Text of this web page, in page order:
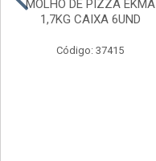
MOLHO DE PIZZA EKMA
1,7KG CAIXA 6UND
Código: 37415